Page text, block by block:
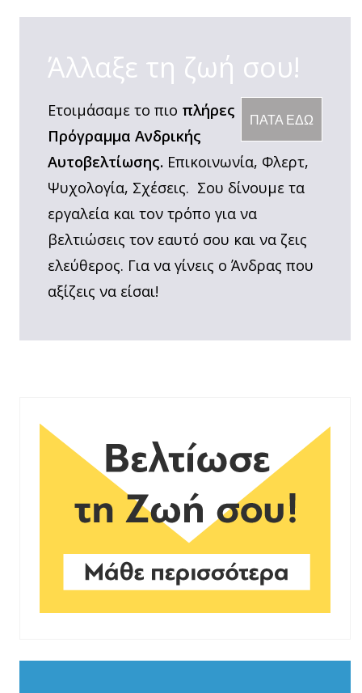
Άλλαξε τη ζωή σου!
ΠΑΤΑ ΕΔΩ
Ετοιμάσαμε το πιο πλήρες
Πρόγραμμα Ανδρικής
Αυτοβελτίωσης. Επικοινωνία, Φλερτ,
Ψυχολογία, Σχέσεις. Σου δίνουμε τα
εργαλεία και τον τρόπο για να
βελτιώσεις τον εαυτό σου και να ζεις
ελεύθερος. Για να γίνεις ο Άνδρας που
αξίζεις να είσαι!